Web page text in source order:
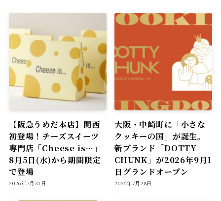
【阪急うめだ本店】関西
初登場！チーズスイーツ
専門店「Cheese is…」
8月5日(水)から期間限定
で登場
2026年7月31日
大阪・中崎町に「小さな
クッキーの国」が誕生。
新ブランド「DOTTY
CHUNK」が2026年9月1
日グランドオープン
2026年7月28日